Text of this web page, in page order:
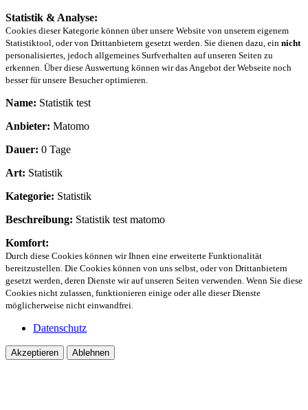
Statistik & Analyse:
Cookies dieser Kategorie können über unsere Website von unserem eigenem
Statistiktool, oder von Drittanbietern gesetzt werden. Sie dienen dazu, ein nicht
personalisiertes, jedoch allgemeines Surfverhalten auf unseren Seiten zu
erkennen. Über diese Auswertung können wir das Angebot der Webseite noch
besser für unsere Besucher optimieren.
Name: Statistik test
Anbieter: Matomo
Dauer: 0 Tage
Art: Statistik
Kategorie: Statistik
Beschreibung: Statistik test matomo
Komfort:
Durch diese Cookies können wir Ihnen eine erweiterte Funktionalität
bereitzustellen. Die Cookies können von uns selbst, oder von Drittanbietern
gesetzt werden, deren Dienste wir auf unseren Seiten verwenden. Wenn Sie diese
Cookies nicht zulassen, funktionieren einige oder alle dieser Dienste
möglicherweise nicht einwandfrei.
Datenschutz
Akzeptieren Ablehnen